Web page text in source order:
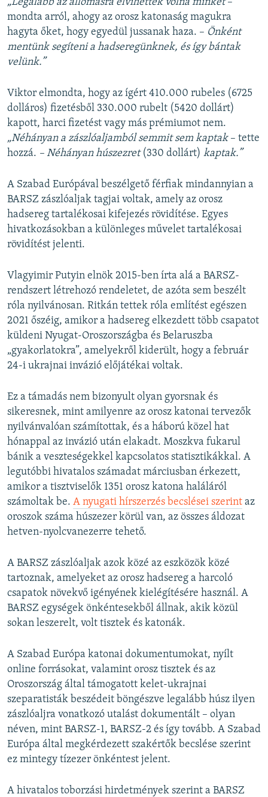
mondta arról, ahogy az orosz katonaság magukra
hagyta őket, hogy egyedül jussanak haza. – Önként
mentünk segíteni a hadseregünknek, és így bántak
velünk.”
Viktor elmondta, hogy az ígért 410.000 rubeles (6725
dolláros) fizetésből 330.000 rubelt (5420 dollárt)
kapott, harci fizetést vagy más prémiumot nem.
„Néhányan a zászlóaljamból semmit sem kaptak – tette
hozzá. – Néhányan húszezret (330 dollárt) kaptak.”
A Szabad Európával beszélgető férfiak mindannyian a
BARSZ zászlóaljak tagjai voltak, amely az orosz
hadsereg tartalékosai kifejezés rövidítése. Egyes
hivatkozásokban a különleges művelet tartalékosai
rövidítést jelenti.
Vlagyimir Putyin elnök 2015-ben írta alá a BARSZ-
rendszert létrehozó rendeletet, de azóta sem beszélt
róla nyilvánosan. Ritkán tettek róla említést egészen
2021 őszéig, amikor a hadsereg elkezdett több csapatot
küldeni Nyugat-Oroszországba és Belaruszba
„gyakorlatokra”, amelyekről kiderült, hogy a február
24-i ukrajnai invázió előjátékai voltak.
Ez a támadás nem bizonyult olyan gyorsnak és
sikeresnek, mint amilyenre az orosz katonai tervezők
nyilvánvalóan számítottak, és a háború közel hat
hónappal az invázió után elakadt. Moszkva fukarul
bánik a veszteségekkel kapcsolatos statisztikákkal. A
legutóbbi hivatalos számadat márciusban érkezett,
amikor a tisztviselők 1351 orosz katona haláláról
számoltak be. A nyugati hírszerzés becslései szerint az
oroszok száma húszezer körül van, az összes áldozat
hetven-nyolcvanezerre tehető.
A BARSZ zászlóaljak azok közé az eszközök közé
tartoznak, amelyeket az orosz hadsereg a harcoló
csapatok növekvő igényének kielégítésére használ. A
BARSZ egységek önkéntesekből állnak, akik közül
sokan leszerelt, volt tisztek és katonák.
A Szabad Európa katonai dokumentumokat, nyílt
online forrásokat, valamint orosz tisztek és az
Oroszország által támogatott kelet-ukrajnai
szeparatisták beszédeit böngészve legalább húsz ilyen
zászlóaljra vonatkozó utalást dokumentált – olyan
néven, mint BARSZ-1, BARSZ-2 és így tovább. A Szabad
Európa által megkérdezett szakértők becslése szerint
ez mintegy tízezer önkéntest jelent.
A hivatalos toborzási hirdetmények szerint a BARSZ